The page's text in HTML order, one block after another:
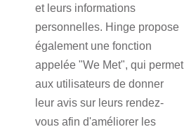
et leurs informations
personnelles. Hinge propose
également une fonction
appelée "We Met", qui permet
aux utilisateurs de donner
leur avis sur leurs rendez-
vous afin d'améliorer les